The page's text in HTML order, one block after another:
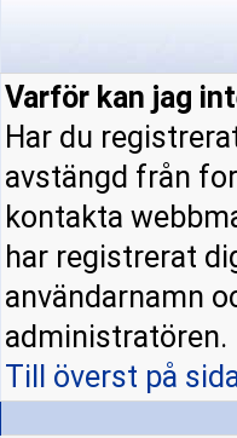
Varför kan jag
Har du
avstängd från
kontakta
har registrerat
användarnamn
administratören.
Till överst på